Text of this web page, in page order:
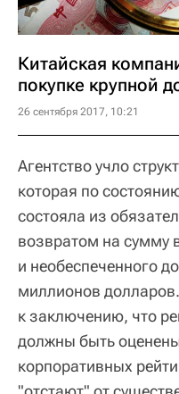
Китайская
покупке крупной
26 сентября 2017, 10:21
Агентство учло
которая по
состояла из
возвратом на сумму
и необеспеченного
миллионов
к заключению, что
должны быть
корпоративных